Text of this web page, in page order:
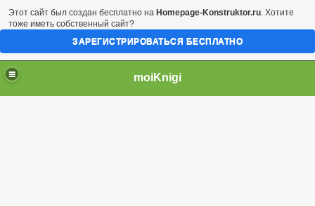
moiKnigi
Этот сайт был создан бесплатно на Homepage-Konstruktor.ru. Хотите
тоже иметь собственный сайт?
ЗАРЕГИСТРИРОВАТЬСЯ БЕСПЛАТНО